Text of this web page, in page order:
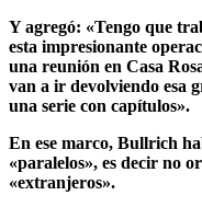
Y agregó: «Tengo que
esta impresionante
una reunión en Casa
van a ir devolviendo esa
una serie con capítulos».
En ese marco, Bullrich
«paralelos», es decir no
«extranjeros».